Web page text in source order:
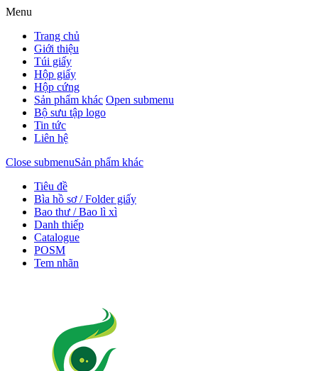
Menu
Trang chủ
Giới thiệu
Túi giấy
Hộp giấy
Hộp cứng
Sản phẩm khác Open submenu
Bộ sưu tập logo
Tin tức
Liên hệ
Close submenuSản phẩm khác
Tiêu đề
Bìa hồ sơ / Folder giấy
Bao thư / Bao lì xì
Danh thiếp
Catalogue
POSM
Tem nhãn